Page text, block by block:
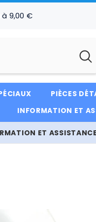
à 9,00 €
PIÈCES
INFORMATION ET
ET ASSISTANCE